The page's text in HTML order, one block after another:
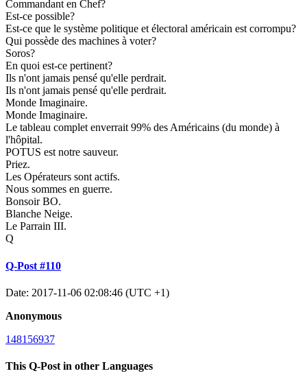
Commandant en Chef?
Est-ce possible?
Est-ce que le système politique et électoral américain est corrompu?
Qui possède des machines à voter?
Soros?
En quoi est-ce pertinent?
Ils n'ont jamais pensé qu'elle perdrait.
Ils n'ont jamais pensé qu'elle perdrait.
Monde Imaginaire.
Monde Imaginaire.
Le tableau complet enverrait 99% des Américains (du monde) à
l'hôpital.
POTUS est notre sauveur.
Priez.
Les Opérateurs sont actifs.
Nous sommes en guerre.
Bonsoir BO.
Blanche Neige.
Le Parrain III.
Q
Q-Post #110
Date: 2017-11-06 02:08:46 (UTC +1)
Anonymous
148156937
This Q-Post in other Languages